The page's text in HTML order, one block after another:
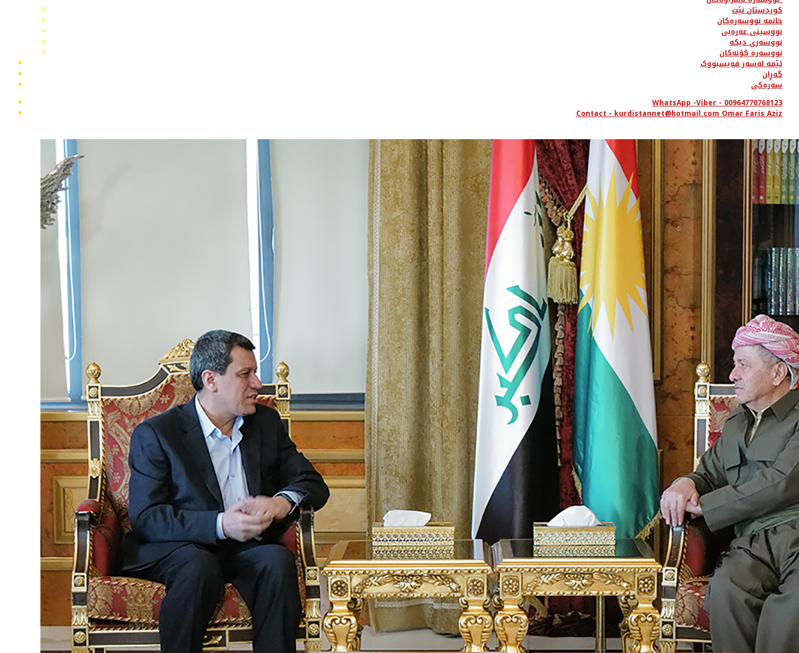
کوردستان نێت
خانمە نووسەرەکان
نووسینی عەرەبی
نووسەری دیکە
نووسەرە کۆنەکان
ئێمە لەسەر فەیسبووک
گەڕان
سەرەکی
WhatsApp -Viber - 00964770768123
Contact - kurdistannet@hotmail.com Omar Faris Aziz